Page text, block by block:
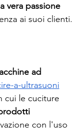
vera passione
ai suoi clienti.
ad
a-ultrasuoni
cui le cuciture
con l'uso